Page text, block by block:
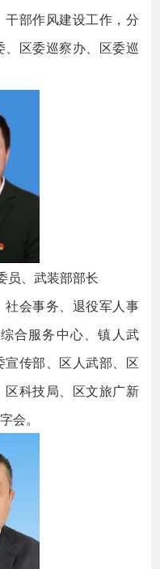
部作风建设工作，分
区委巡察办、区委巡
员、武装部部长
会事务、退役军人事
合服务中心、镇人武
传部、区人武部、区
科技局、区文旅广新
会。